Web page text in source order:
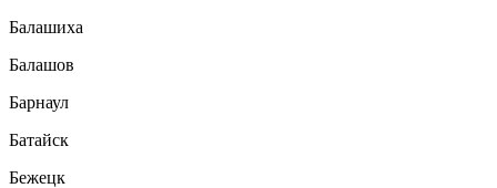
Балашиха
Балашов
Барнаул
Батайск
Бежецк